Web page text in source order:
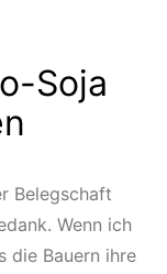
Soja
Belegschaft
Wenn ich
die Bauern ihre